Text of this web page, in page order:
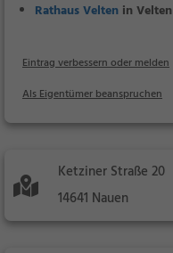
Rathaus Velten in Velten
Eintrag verbessern oder melden
Als Eigentümer beanspruchen
Ketziner Straße 20
14641 Nauen